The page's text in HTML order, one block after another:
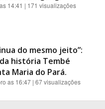
14:41 | 171 visualizações
do mesmo jeito”:
história Tembé
Maria do Pará.
as 16:47 | 67 visualizações